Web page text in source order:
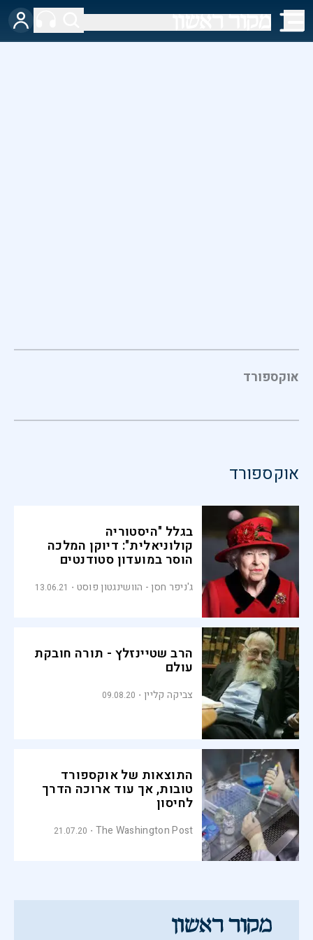
אוקספורד
אוקספורד
בגלל "היסטוריה
קולוניאלית": דיוקן המלכה
הוסר במועדון סטודנטים
ג'ניפר חסן - הוושינגטון פוסט 13.06.21
הרב שטיינזלץ - תורה חובקת
עולם
צביקה קליין 09.08.20
התוצאות של אוקספורד
טובות, אך עוד ארוכה הדרך
לחיסון
The Washington Post
21.07.20